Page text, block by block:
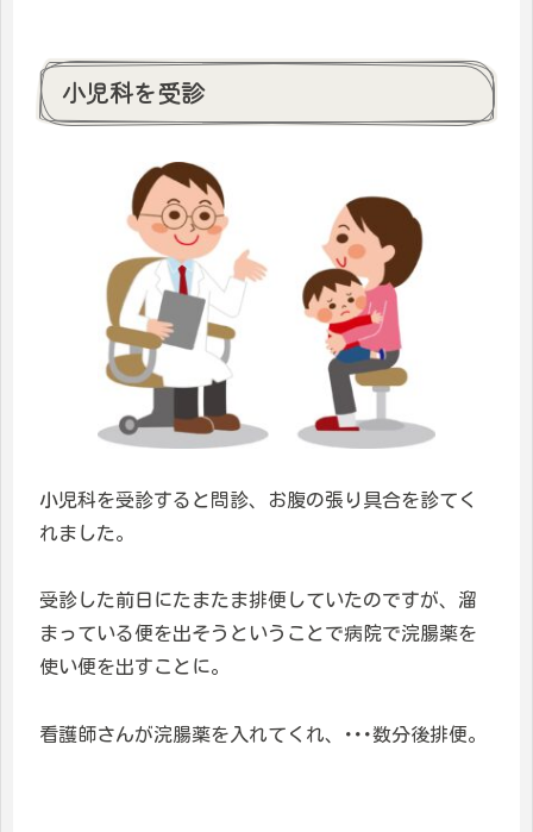
小児科を受診
小児科を受診すると問診、お腹の張り具合を診てく
れました。
受診した前日にたまたま排便していたのですが、溜
まっている便を出そうということで病院で浣腸薬を
使い便を出すことに。
看護師さんが浣腸薬を入れてくれ、･･･数分後排便。